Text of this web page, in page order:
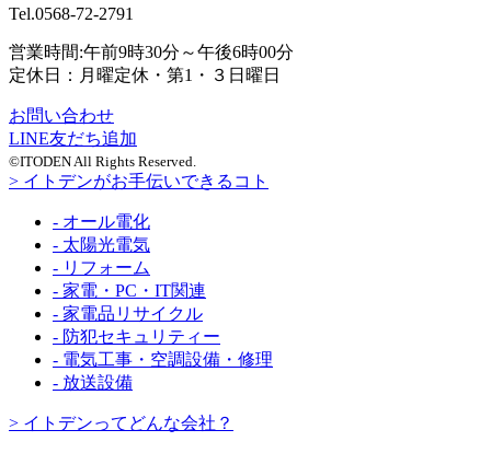
Tel.0568-72-2791
営業時間:午前9時30分～午後6時00分
定休日：月曜定休・第1・３日曜日
お問い合わせ
LINE友だち追加
©ITODEN All Rights Reserved.
> イトデンがお手伝いできるコト
- オール電化
- 太陽光電気
- リフォーム
- 家電・PC・IT関連
- 家電品リサイクル
- 防犯セキュリティー
- 電気工事・空調設備・修理
- 放送設備
> イトデンってどんな会社？